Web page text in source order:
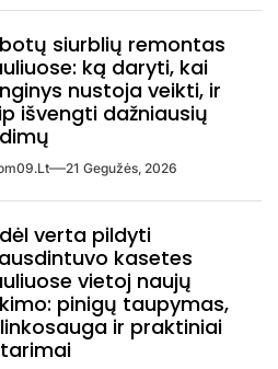
siurblių remontas
ką daryti, kai
nustoja veikti, ir
išvengti dažniausių
21 Gegužės, 2026
verta pildyti
kasetes
vietoj naujų
pinigų taupymas,
ir praktiniai